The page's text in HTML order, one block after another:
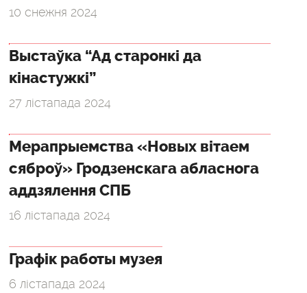
10 снежня 2024
Выстаўка “Ад старонкі да
кінастужкі”
27 лістапада 2024
Мерапрыемства «Новых вітаем
сяброў» Гродзенскага абласнога
аддзялення СПБ
16 лістапада 2024
Графік работы музея
6 лістапада 2024